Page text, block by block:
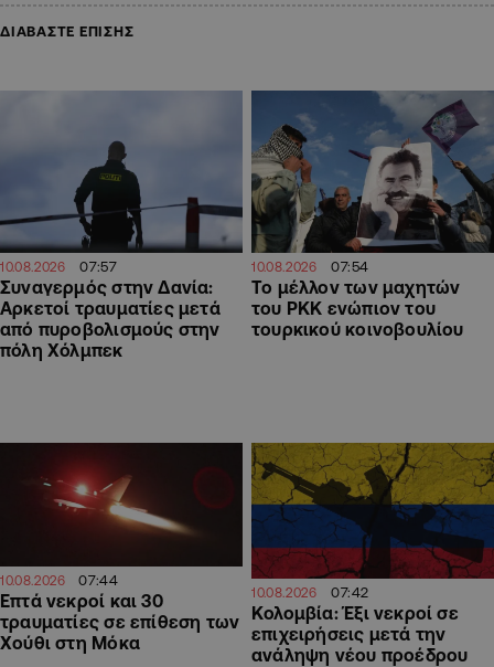
ΔΙΑΒΑΣΤΕ ΕΠΙΣΗΣ
10.08.2026 07:57
Συναγερμός στην Δανία:
Αρκετοί τραυματίες μετά
από πυροβολισμούς στην
πόλη Χόλμπεκ
10.08.2026 07:54
Το μέλλον των μαχητών
του PKK ενώπιον του
τουρκικού κοινοβουλίου
10.08.2026 07:44
Επτά νεκροί και 30
τραυματίες σε επίθεση των
Χούθι στη Μόκα
10.08.2026 07:42
Κολομβία: Έξι νεκροί σε
επιχειρήσεις μετά την
ανάληψη νέου προέδρου